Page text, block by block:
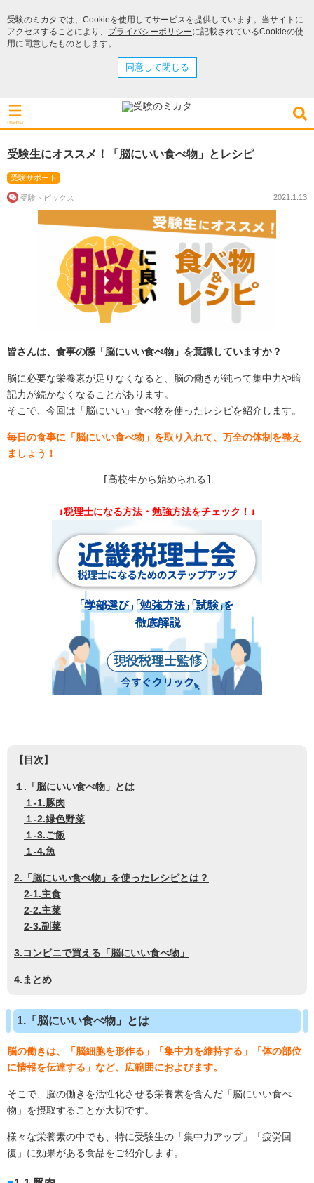
受験のミカタでは、Cookieを使用してサービスを提供しています。当サイトに
アクセスすることにより、 プライバシーポリシーに記載されているCookieの使
用に同意したものとします。
同意して閉じる
受験生にオススメ！「脳にいい食べ物」とレシピ
受験サポート
受験トピックス 2021.1.13
皆さんは、食事の際「脳にいい食べ物」を意識していますか？
脳に必要な栄養素が足りなくなると、脳の働きが鈍って集中力や暗
記力が続かなくなることがあります。
そこで、今回は「脳にいい」食べ物を使ったレシピを紹介します。
毎日の食事に「脳にいい食べ物」を取り入れて、万全の体制を整え
ましょう！
[高校生から始められる]
↓税理士になる方法・勉強方法をチェック！↓
【目次】
１.「脳にいい食べ物」とは
１-1.豚肉
１-2.緑色野菜
１-3.ご飯
１-4.魚
2.「脳にいい食べ物」を使ったレシピとは？
2-1.主食
2-2.主菜
2-3.副菜
3.コンビニで買える「脳にいい食べ物」
4.まとめ
1.「脳にいい食べ物」とは
脳の働きは、「脳細胞を形作る」「集中力を維持する」「体の部位
に情報を伝達する」など、広範囲におよびます。
そこで、脳の働きを活性化させる栄養素を含んだ「脳にいい食べ
物」を摂取することが大切です。
様々な栄養素の中でも、特に受験生の「集中力アップ」「疲労回
復」に効果がある食品をご紹介します。